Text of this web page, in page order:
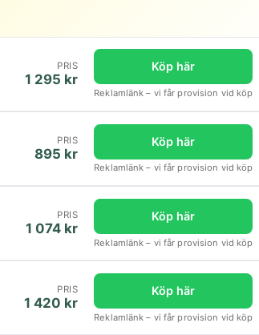
PRIS
1 295 kr
Köp här
Reklamlänk – vi får provision vid köp
PRIS
895 kr
Köp här
Reklamlänk – vi får provision vid köp
PRIS
1 074 kr
Köp här
Reklamlänk – vi får provision vid köp
PRIS
1 420 kr
Köp här
Reklamlänk – vi får provision vid köp